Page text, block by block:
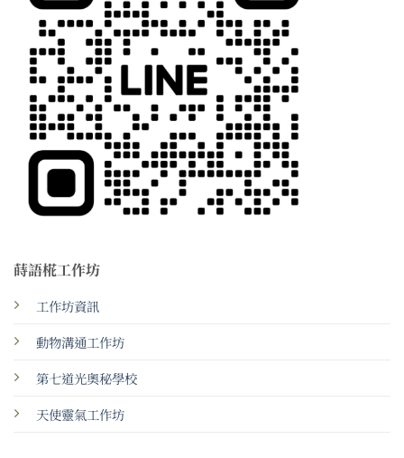
蒔語椛工作坊
工作坊資訊
動物溝通工作坊
第七道光奧秘學校
天使靈氣工作坊